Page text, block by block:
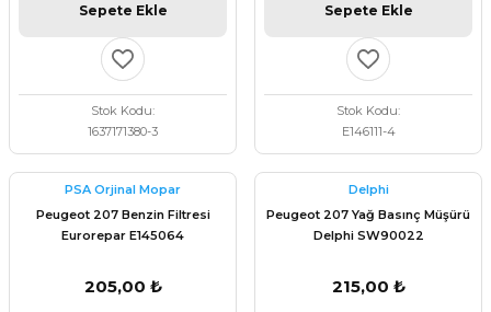
Sepete Ekle
Stok Kodu
1637171380-3
Sepete Ekle
Stok Kodu
E146111-4
PSA Orjinal Mopar
Peugeot 207 Benzin Filtresi
Eurorepar E145064
205,00 ₺
Delphi
Peugeot 207 Yağ Basınç Müşürü
Delphi SW90022
215,00 ₺